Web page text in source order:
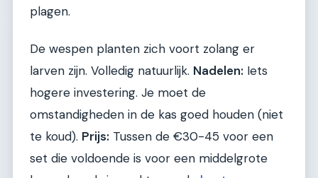
plagen.
De wespen planten zich voort zolang er
larven zijn. Volledig natuurlijk. Nadelen: Iets
hogere investering. Je moet de
omstandigheden in de kas goed houden (niet
te koud). Prijs: Tussen de €30-45 voor een
set die voldoende is voor een middelgrote